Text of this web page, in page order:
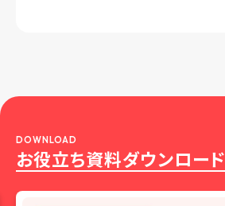
お役立ち資料ダウンロード
DOWNLOAD